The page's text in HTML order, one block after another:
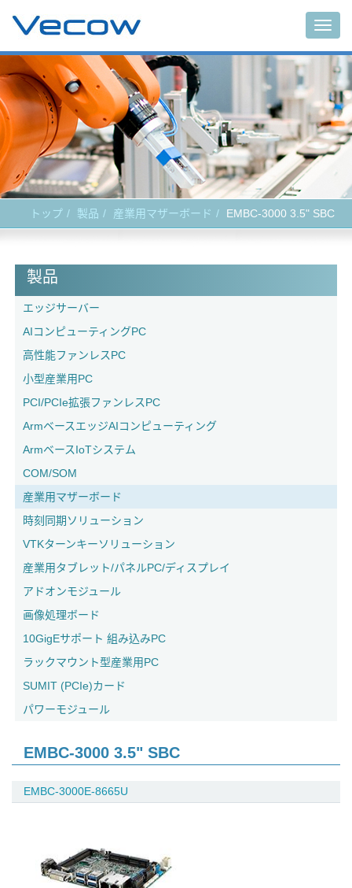
トップ 製品 産業用マザーボード EMBC-3000 3.5" SBC
製品
エッジサーバー
AIコンピューティングPC
高性能ファンレスPC
小型産業用PC
PCI/PCIe拡張ファンレスPC
ArmベースエッジAIコンピューティング
ArmベースIoTシステム
COM/SOM
産業用マザーボード
時刻同期ソリューション
VTKターンキーソリューション
産業用タブレット/パネルPC/ディスプレイ
アドオンモジュール
画像処理ボード
10GigEサポート 組み込みPC
ラックマウント型産業用PC
SUMIT (PCIe)カード
パワーモジュール
EMBC-3000 3.5" SBC
EMBC-3000E-8665U